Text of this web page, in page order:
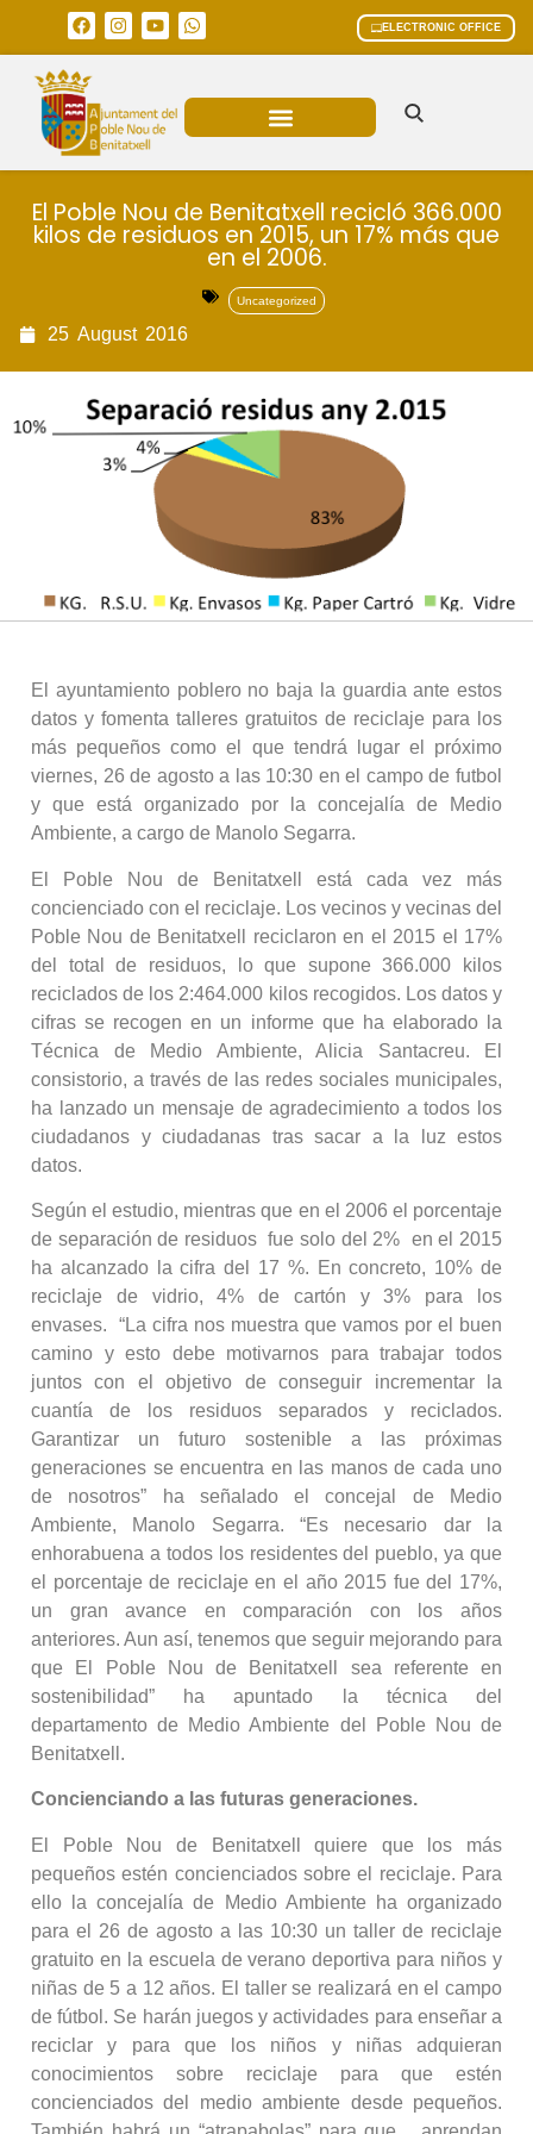
ELECTRONIC OFFICE
El Poble Nou de Benitatxell recicló 366.000
kilos de residuos en 2015, un 17% más que
en el 2006.
Uncategorized
25 August 2016
El ayuntamiento poblero no baja la guardia ante estos
datos y fomenta talleres gratuitos de reciclaje para los
más pequeños como el que tendrá lugar el próximo
viernes, 26 de agosto a las 10:30 en el campo de futbol
y que está organizado por la concejalía de Medio
Ambiente, a cargo de Manolo Segarra.
El Poble Nou de Benitatxell está cada vez más
concienciado con el reciclaje. Los vecinos y vecinas del
Poble Nou de Benitatxell reciclaron en el 2015 el 17%
del total de residuos, lo que supone 366.000 kilos
reciclados de los 2:464.000 kilos recogidos. Los datos y
cifras se recogen en un informe que ha elaborado la
Técnica de Medio Ambiente, Alicia Santacreu. El
consistorio, a través de las redes sociales municipales,
ha lanzado un mensaje de agradecimiento a todos los
ciudadanos y ciudadanas tras sacar a la luz estos
datos.
Según el estudio, mientras que en el 2006 el porcentaje
de separación de residuos fue solo del 2% en el 2015
ha alcanzado la cifra del 17 %. En concreto, 10% de
reciclaje de vidrio, 4% de cartón y 3% para los
envases. “La cifra nos muestra que vamos por el buen
camino y esto debe motivarnos para trabajar todos
juntos con el objetivo de conseguir incrementar la
cuantía de los residuos separados y reciclados.
Garantizar un futuro sostenible a las próximas
generaciones se encuentra en las manos de cada uno
de nosotros” ha señalado el concejal de Medio
Ambiente, Manolo Segarra. “Es necesario dar la
enhorabuena a todos los residentes del pueblo, ya que
el porcentaje de reciclaje en el año 2015 fue del 17%,
un gran avance en comparación con los años
anteriores. Aun así, tenemos que seguir mejorando para
que El Poble Nou de Benitatxell sea referente en
sostenibilidad” ha apuntado la técnica del
departamento de Medio Ambiente del Poble Nou de
Benitatxell.
Concienciando a las futuras generaciones.
El Poble Nou de Benitatxell quiere que los más
pequeños estén concienciados sobre el reciclaje. Para
ello la concejalía de Medio Ambiente ha organizado
para el 26 de agosto a las 10:30 un taller de reciclaje
gratuito en la escuela de verano deportiva para niños y
niñas de 5 a 12 años. El taller se realizará en el campo
de fútbol. Se harán juegos y actividades para enseñar a
reciclar y para que los niños y niñas adquieran
conocimientos sobre reciclaje para que estén
concienciados del medio ambiente desde pequeños.